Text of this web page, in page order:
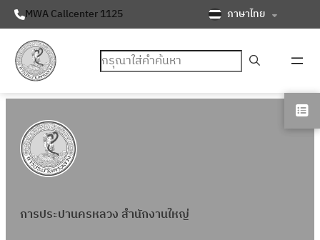
MWA Callcenter 1125 ภาษาไทย
ค้นหา
การประปานครหลวง สำนักงานใหญ่